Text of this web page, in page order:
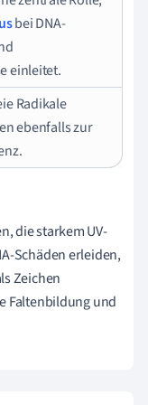
bei DNA-
einleitet.
Radikale
ebenfalls zur
die starkem UV-
Schäden erleiden,
Zeichen
Faltenbildung und